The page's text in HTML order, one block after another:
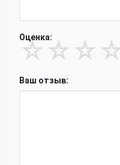
Оценка:
☆ ☆ ☆
Ваш отзыв: